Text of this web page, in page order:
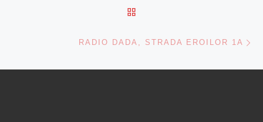
RADIO DADA, STRADA EROILOR 1A